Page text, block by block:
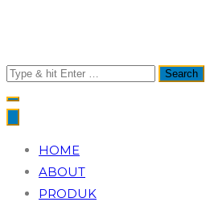
Search
for:
HOME
ABOUT
PRODUK